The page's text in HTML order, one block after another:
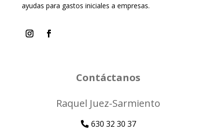
ayudas para gastos iniciales a empresas.
Contáctanos
Raquel Juez-Sarmiento
630 32 30 37